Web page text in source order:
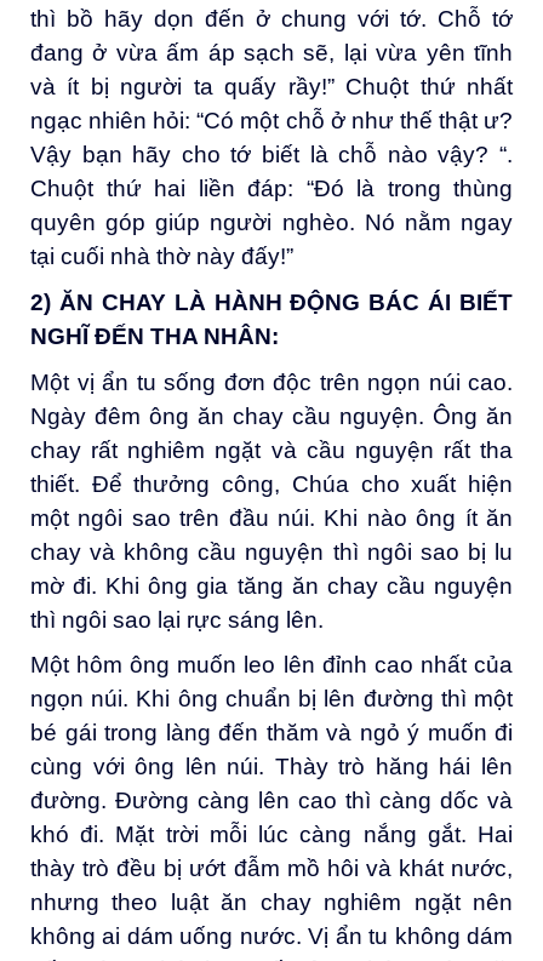
thì bồ hãy dọn đến ở chung với tớ. Chỗ tớ
đang ở vừa ấm áp sạch sẽ, lại vừa yên tĩnh
và ít bị người ta quấy rầy!” Chuột thứ nhất
ngạc nhiên hỏi: “Có một chỗ ở như thế thật ư?
Vậy bạn hãy cho tớ biết là chỗ nào vậy? “.
Chuột thứ hai liền đáp: “Đó là trong thùng
quyên góp giúp người nghèo. Nó nằm ngay
tại cuối nhà thờ này đấy!”
2) ĂN CHAY LÀ HÀNH ĐỘNG BÁC ÁI BIẾT
NGHĨ ĐẾN THA NHÂN:
Một vị ẩn tu sống đơn độc trên ngọn núi cao.
Ngày đêm ông ăn chay cầu nguyện. Ông ăn
chay rất nghiêm ngặt và cầu nguyện rất tha
thiết. Ðể thưởng công, Chúa cho xuất hiện
một ngôi sao trên đầu núi. Khi nào ông ít ăn
chay và không cầu nguyện thì ngôi sao bị lu
mờ đi. Khi ông gia tăng ăn chay cầu nguyện
thì ngôi sao lại rực sáng lên.
Một hôm ông muốn leo lên đỉnh cao nhất của
ngọn núi. Khi ông chuẩn bị lên đường thì một
bé gái trong làng đến thăm và ngỏ ý muốn đi
cùng với ông lên núi. Thày trò hăng hái lên
đường. Đường càng lên cao thì càng dốc và
khó đi. Mặt trời mỗi lúc càng nắng gắt. Hai
thày trò đều bị ướt đẫm mồ hôi và khát nước,
nhưng theo luật ăn chay nghiêm ngặt nên
không ai dám uống nước. Vị ẩn tu không dám